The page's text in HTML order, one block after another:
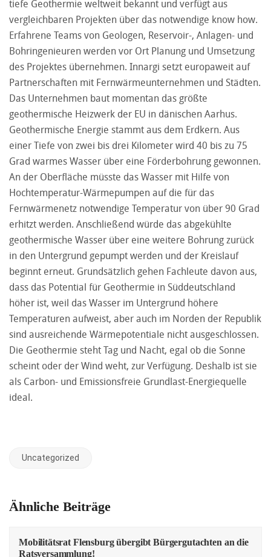
tiefe Geothermie weltweit bekannt und verfügt aus
vergleichbaren Projekten über das notwendige know how.
Erfahrene Teams von Geologen, Reservoir-, Anlagen- und
Bohringenieuren werden vor Ort Planung und Umsetzung
des Projektes übernehmen. Innargi setzt europaweit auf
Partnerschaften mit Fernwärmeunternehmen und Städten.
Das Unternehmen baut momentan das größte
geothermische Heizwerk der EU in dänischen Aarhus.
Geothermische Energie stammt aus dem Erdkern. Aus
einer Tiefe von zwei bis drei Kilometer wird 40 bis zu 75
Grad warmes Wasser über eine Förderbohrung gewonnen.
An der Oberfläche müsste das Wasser mit Hilfe von
Hochtemperatur-Wärmepumpen auf die für das
Fernwärmenetz notwendige Temperatur von über 90 Grad
erhitzt werden. Anschließend würde das abgekühlte
geothermische Wasser über eine weitere Bohrung zurück
in den Untergrund gepumpt werden und der Kreislauf
beginnt erneut. Grundsätzlich gehen Fachleute davon aus,
dass das Potential für Geothermie in Süddeutschland
höher ist, weil das Wasser im Untergrund höhere
Temperaturen aufweist, aber auch im Norden der Republik
sind ausreichende Wärmepotentiale nicht ausgeschlossen.
Die Geothermie steht Tag und Nacht, egal ob die Sonne
scheint oder der Wind weht, zur Verfügung. Deshalb ist sie
als Carbon- und Emissionsfreie Grundlast-Energiequelle
ideal.
Uncategorized
Ähnliche Beiträge
Mobilitätsrat Flensburg übergibt Bürgergutachten an die
Ratsversammlung!